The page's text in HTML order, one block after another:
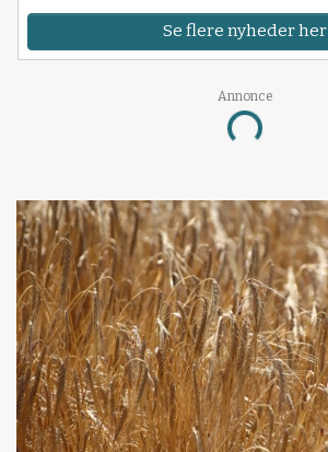
Se flere nyheder her
Annonce
Loading...